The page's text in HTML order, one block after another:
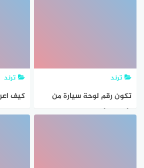
ترند
تكون رقم لوحة سيارة من
الأعداد الأربعة 2 ، 4 ، 5 ، 9 إذا
ترند
كيف